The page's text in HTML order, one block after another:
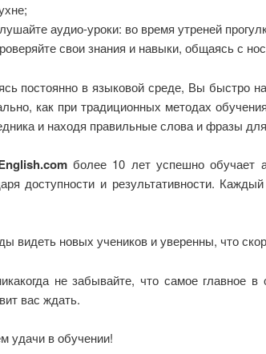
аудио-уроки: во время утреней
свои знания и навыки, общаясь с
постоянно в языковой среде, Вы быстро
как при традиционных методах
и находя правильные слова и фразы
более 10 лет успешно обучает
доступности и результативности.
видеть новых учеников и уверенны, что
не забывайте, что самое главное
вас ждать.
удачи в обучении!